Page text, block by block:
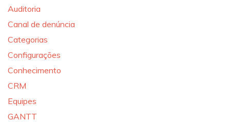
Auditoria
Canal de denúncia
Categorias
Configurações
Conhecimento
CRM
Equipes
GANTT